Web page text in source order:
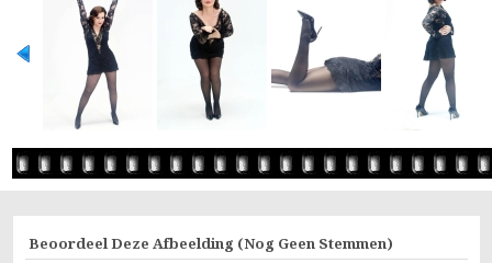
Beoordeel Deze Afbeelding (Nog Geen Stemmen)